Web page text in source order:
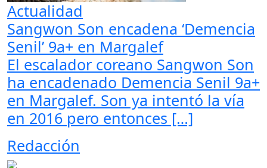
Actualidad
Sangwon Son encadena ‘Demencia
Senil’ 9a+ en Margalef
El escalador coreano Sangwon Son
ha encadenado Demencia Senil 9a+
en Margalef. Son ya intentó la vía
en 2016 pero entonces […]
Redacción